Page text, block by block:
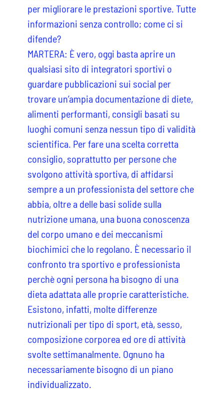
per migliorare le prestazioni sportive. Tutte
informazioni senza controllo; come ci si
difende?
MARTERA: È vero, oggi basta aprire un
qualsiasi sito di integratori sportivi o
guardare pubblicazioni sui social per
trovare un’ampia documentazione di diete,
alimenti performanti, consigli basati su
luoghi comuni senza nessun tipo di validità
scientifica. Per fare una scelta corretta
consiglio, soprattutto per persone che
svolgono attività sportiva, di affidarsi
sempre a un professionista del settore che
abbia, oltre a delle basi solide sulla
nutrizione umana, una buona conoscenza
del corpo umano e dei meccanismi
biochimici che lo regolano. È necessario il
confronto tra sportivo e professionista
perchè ogni persona ha bisogno di una
dieta adattata alle proprie caratteristiche.
Esistono, infatti, molte differenze
nutrizionali per tipo di sport, età, sesso,
composizione corporea ed ore di attività
svolte settimanalmente. Ognuno ha
necessariamente bisogno di un piano
individualizzato.